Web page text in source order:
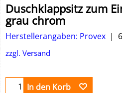
Duschklappsitz zum
grau chrom
Herstellerangaben: Provex
zzgl. Versand
In den Korb